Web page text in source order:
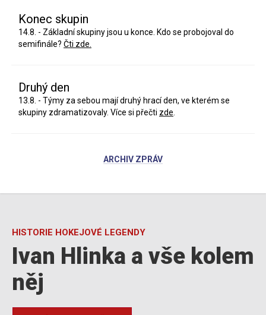
Konec skupin
14.8. - Základní skupiny jsou u konce. Kdo se probojoval do
semifinále? Čti zde.
Druhý den
13.8. - Týmy za sebou mají druhý hrací den, ve kterém se
skupiny zdramatizovaly. Více si přečti zde
ARCHIV ZPRÁV
HISTORIE HOKEJOVÉ LEGENDY
Ivan Hlinka a vše kolem
něj